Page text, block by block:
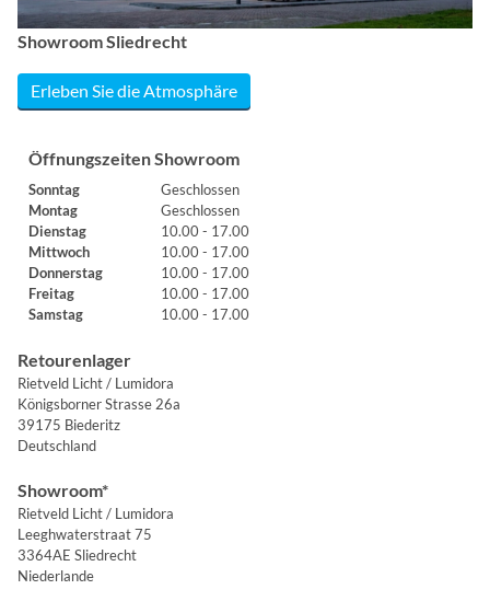
Showroom Sliedrecht
Erleben Sie die Atmosphäre
Öffnungszeiten Showroom
Sonntag
Geschlossen
Montag
Geschlossen
Dienstag
10.00 - 17.00
Mittwoch
10.00 - 17.00
Donnerstag
10.00 - 17.00
Freitag
10.00 - 17.00
Samstag
10.00 - 17.00
Retourenlager
Rietveld Licht / Lumidora
Königsborner Strasse 26a
39175 Biederitz
Deutschland
Showroom*
Rietveld Licht / Lumidora
Leeghwaterstraat 75
3364AE Sliedrecht
Niederlande